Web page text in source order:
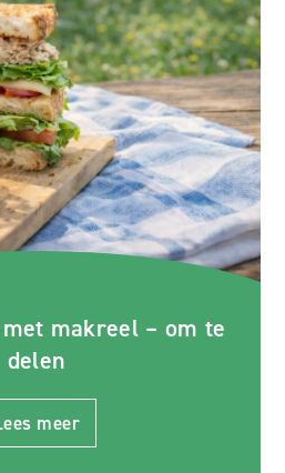
makreel – om te
delen
meer